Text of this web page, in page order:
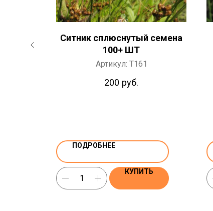
Ситник сплюснутый семена
100+ ШТ
Артикул: T161
200 руб.
ПОДРОБНЕЕ
КУПИТЬ